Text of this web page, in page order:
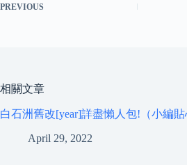
PREVIOUS
相關文章
白石洲舊改[year]詳盡懶人包!（小編貼
April 29, 2022